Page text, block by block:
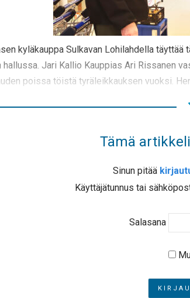
kyläkauppa Sulkavan Lohilahdella
hallussa. Jari Kallio Kauppias Ari Rissanen
poissa töistä tyräleikkauksen vuoksi.
Tämä
Sinun pitää
Käyttäjätunnus tai
Salasana